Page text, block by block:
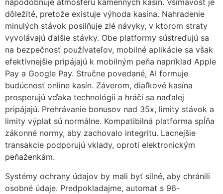
napodobňuje atmosféru kamenných kasín. Všímavosť je
dôležité, pretože existuje výhoda kasína. Nahradenie
minulých stávok posilňuje zlé návyky, v ktorom straty
vyvolávajú ďalšie stávky. Obe platformy sústreďujú sa
na bezpečnosť používateľov, mobilné aplikácie sa však
efektívnejšie pripájajú k mobilným peňa napríklad Apple
Pay a Google Pay. Stručne povedané, AI formuje
budúcnosť online kasín. Záverom, diaľkové kasína
prosperujú vďaka technológii a hráči sa naďalej
pripájajú. Prehrávanie bonusov nad 35x, limity stávok a
limity výplat sú normálne. Kompatibilná platforma spĺňa
zákonné normy, aby zachovalo integritu. Lacnejšie
transakcie podporujú vklady, oproti elektronickým
peňaženkám.
Systémy ochrany údajov by mali byť silné, aby chránili
osobné údaje. Predpokladajme, automat s 96-